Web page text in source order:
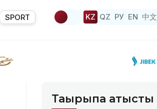
SPORT KZ QZ РУ EN 中文
Тақырыпқа қатысты